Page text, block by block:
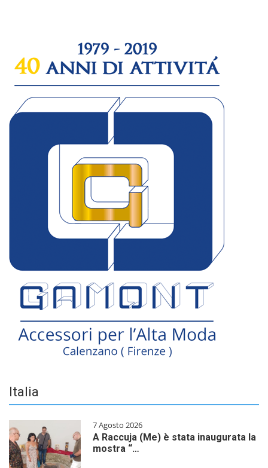
Italia
7 Agosto 2026
A Raccuja (Me) è stata inaugurata la
mostra “…